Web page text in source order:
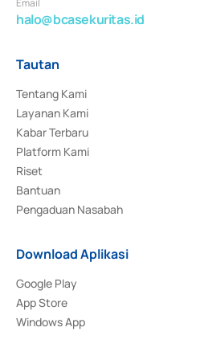
halo@bcasekuritas.id
Tautan
Tentang Kami
Layanan Kami
Kabar Terbaru
Platform Kami
Riset
Bantuan
Pengaduan Nasabah
Download Aplikasi
Google Play
App Store
Windows App